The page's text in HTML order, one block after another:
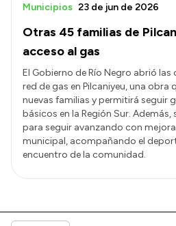
Otras 45 familias de
acceso al gas
Municipios 23 de jun de 2026
El Gobierno de Río Negro abrió
red de gas en Pilcaniyeu, una obra
nuevas familias y permitirá seguir
básicos en la Región Sur.
para seguir avanzando con
municipal, acompañando el
encuentro de la comunidad.